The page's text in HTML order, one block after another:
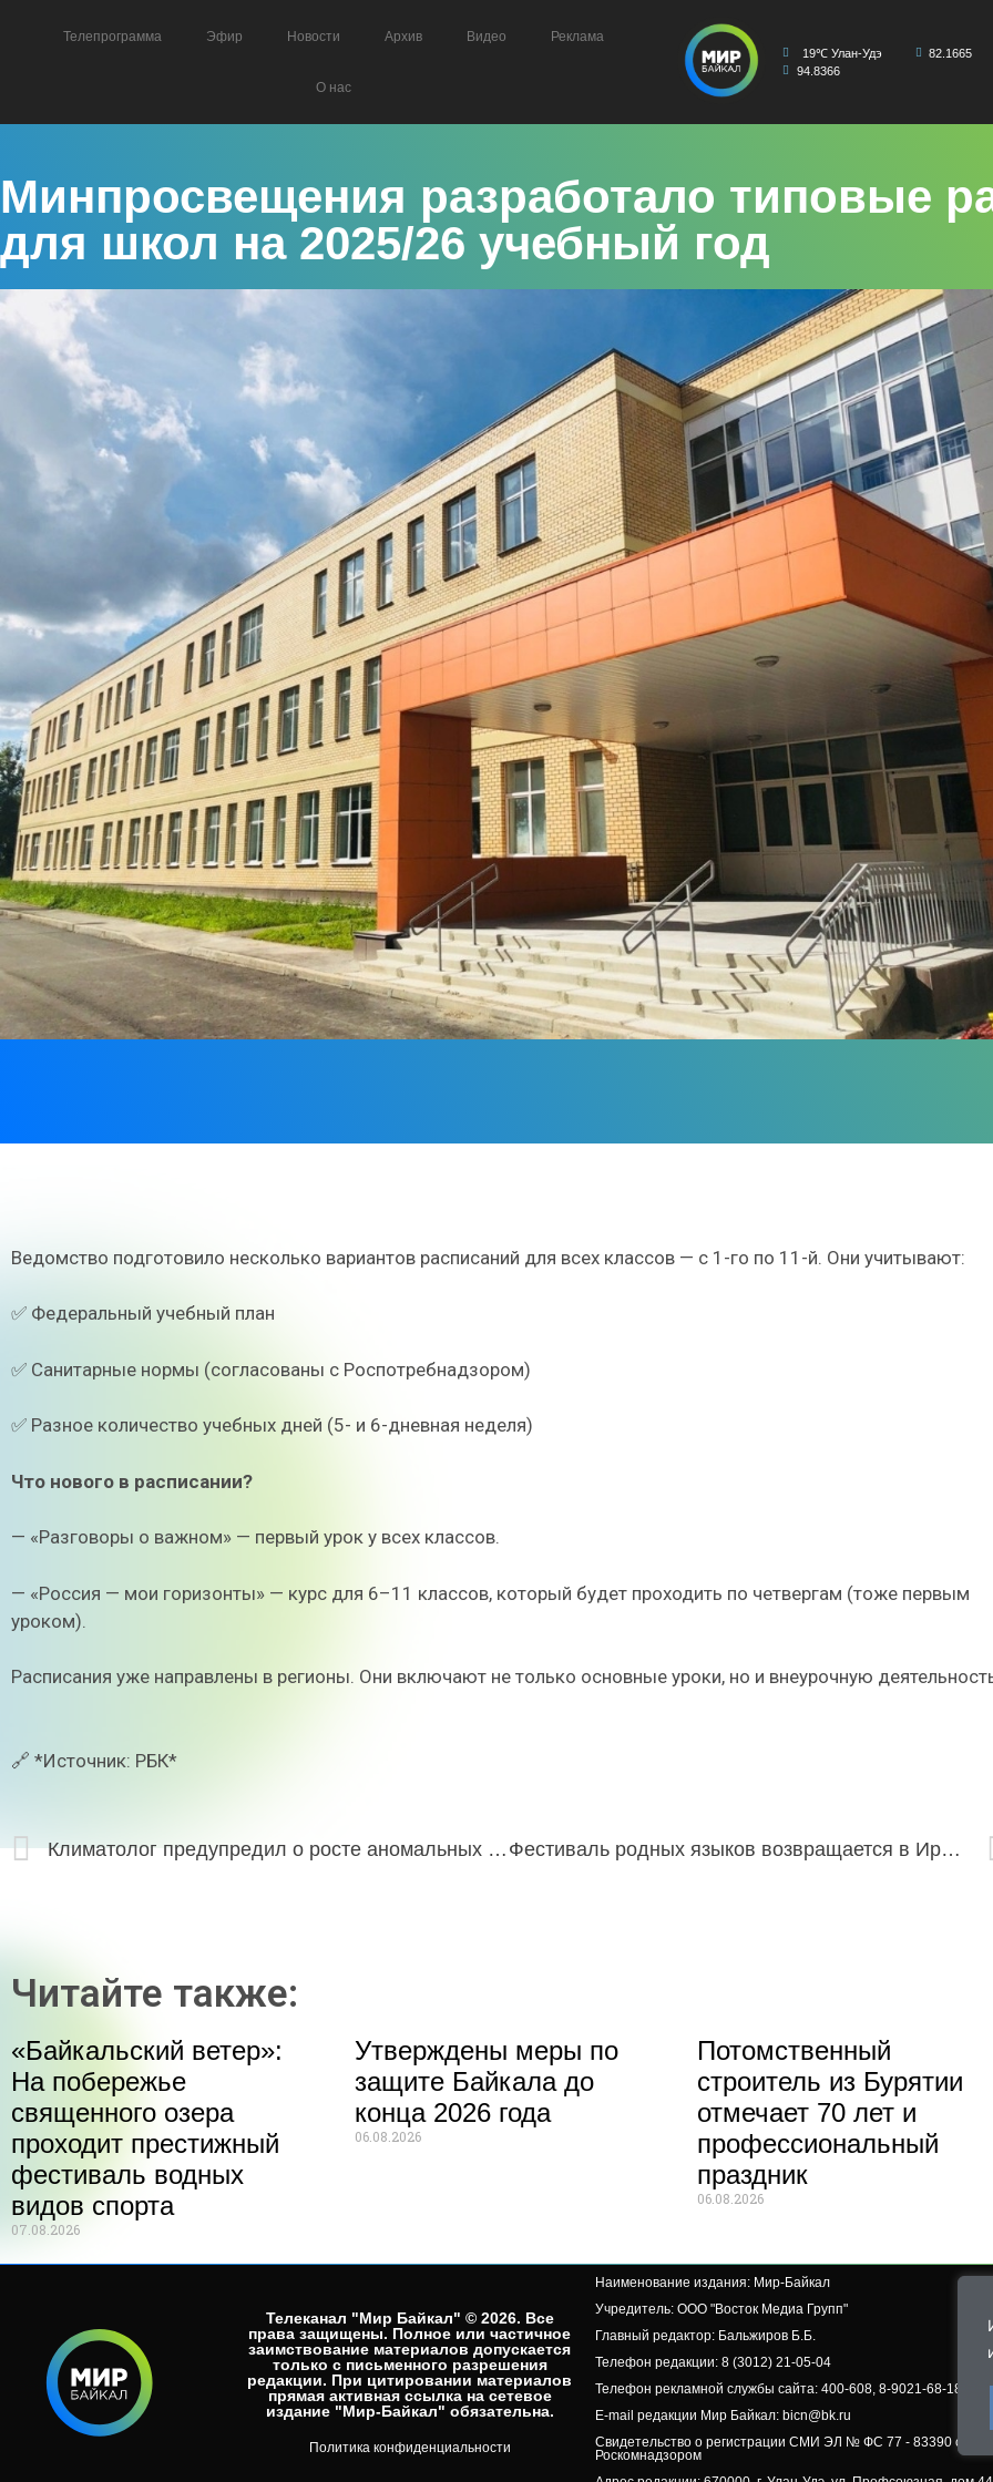
Телепрограмма Эфир Новости Архив Видео Реклама
О нас
19℃ Улан-Удэ
82.1665
94.8366
Минпросвещения разработало типовые
для школ на 2025/26 учебный год
Ведомство подготовило несколько вариантов расписаний для всех классов — с 1-го по 11-й. Они учитывают:
✅ Федеральный учебный план
✅ Санитарные нормы (согласованы с Роспотребнадзором)
✅ Разное количество учебных дней (5- и 6-дневная неделя)
Что нового в расписании?
— «Разговоры о важном» — первый урок у всех классов.
— «Россия — мои горизонты» — курс для 6–11 классов, который будет проходить по четвергам (тоже первым
уроком).
Расписания уже направлены в регионы. Они включают не только основные уроки, но и внеурочную
🔗 *Источник: РБК*
Климатолог предупредил о росте аномальных явлений осенью Фестиваль родных языков возвращается в Иркутск!
Читайте также:
«Байкальский ветер»:
На побережье
священного озера
проходит престижный
фестиваль водных
видов спорта
07.08.2026
Утверждены меры по
защите Байкала до
конца 2026 года
06.08.2026
Потомственный
строитель из Бурятии
отмечает 70 лет и
профессиональный
праздник
06.08.2026
Телеканал "Мир Байкал" © 2026. Все
права защищены. Полное или частичное
заимствование материалов допускается
только с письменного разрешения
редакции. При цитировании материалов
прямая активная ссылка на сетевое
издание "Мир-Байкал" обязательна.​
Политика конфиденциальности
Наименование издания: Мир-Байкал
Учредитель: ООО "Восток Медиа Групп"
Главный редактор: Бальжиров Б.Б.
Телефон редакции: 8 (3012) 21-05-04
Телефон рекламной службы сайта: 400-608, 8-9021-68-18-50,
E-mail редакции Мир Байкал: bicn@bk.ru
Свидетельство о регистрации СМИ ЭЛ № ФС 77 - 83390 от
Роскомнадзором